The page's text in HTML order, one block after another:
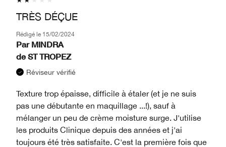
TRÈS DÉÇUE
Rédigé le 15/02/2024
Par MINDRA
de ST TROPEZ
Réviseur vérifié
Texture trop épaisse, difficile à étaler (et je ne suis
pas une débutante en maquillage ...!), sauf à
mélanger un peu de crème moisture surge. J'utilise
les produits Clinique depuis des années et j'ai
toujours été très satisfaite. C'est la première fois que